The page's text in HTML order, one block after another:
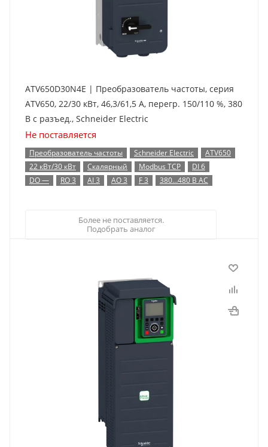
ATV650D30N4E | Преобразователь частоты, серия
ATV650, 22/30 кВт, 46,3/61,5 А, перегр. 150/110 %, 380
В с разъед., Schneider Electric
Не поставляется
Преобразователь частоты Schneider Electric
ATV650
22 кВт/30 кВт
Скалярный Modbus TCP
DI 6
DO —
RO 3 AI 3 AO 3 F 3 380…480 В AC
Более не поставляется.
Подобрать аналог